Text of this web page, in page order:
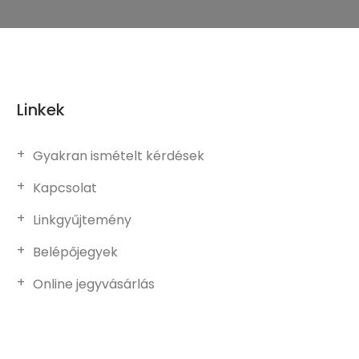
Linkek
Gyakran ismételt kérdések
Kapcsolat
Linkgyűjtemény
Belépőjegyek
Online jegyvásárlás